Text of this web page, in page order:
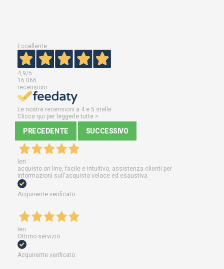
Eccellente
4,9/5
16.066
recensioni
Le nostre recensioni a 4 e 5 stelle.
Clicca qui per leggerle tutte >
PRECEDENTE SUCCESSIVO
Ieri
acquisto on line, facile e intuitivo, assistenza clienti per
informazioni sull'acquisto veloce ed esaustiva
Acquirente verificato
Ieri
Ottimo servizio
Acquirente verificato